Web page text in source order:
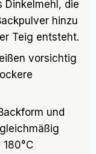
Dinkelmehl, die
hinzu
Teig entsteht.
vorsichtig
und